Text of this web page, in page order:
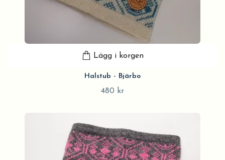
Lägg i korgen
Halstub - Bjärbo
480 kr